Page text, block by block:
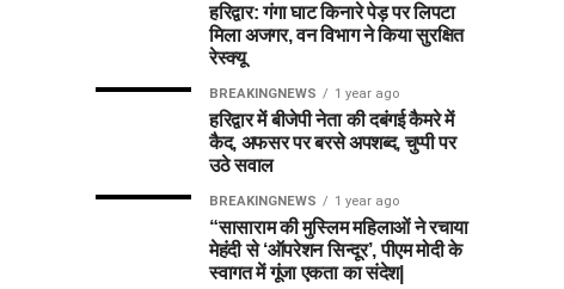
हरिद्वार: गंगा घाट किनारे पेड़ पर लिपटा
मिला अजगर, वन विभाग ने किया सुरक्षित
रेस्क्यू
BREAKINGNEWS 1 year ago
हरिद्वार में बीजेपी नेता की दबंगई कैमरे में
कैद, अफसर पर बरसे अपशब्द, चुप्पी पर
उठे सवाल
BREAKINGNEWS 1 year ago
“सासाराम की मुस्लिम महिलाओं ने रचाया
मेहंदी से ‘ऑपरेशन सिन्दूर’, पीएम मोदी के
स्वागत में गूंजा एकता का संदेश|